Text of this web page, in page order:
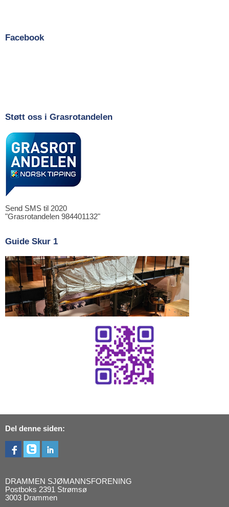
Facebook
Støtt oss i Grasrotandelen
Send SMS til 2020
"Grasrotandelen 984401132"
Guide Skur 1
Del denne siden:
DRAMMEN SJØMANNSFORENING
Postboks 2391 Strømsø
3003 Drammen